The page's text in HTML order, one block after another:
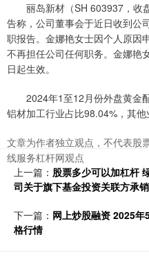
丽岛新材（SH 603937，收
告称，公司董事会于近日收到公
职报告。金娜艳女士因个人原因
不再担任公司任何职务。金娜艳
日起生效。
2024年1至12月份外盘黄金配
铝材加工行业占比98.04%，其他
文章为作者独立观点，不代表股
线服务杠杆网观点
上一篇： 股票多少可以加杠杆
司关于旗下基金投资关联方承
下一篇： 网上炒股融资 2025
格行情